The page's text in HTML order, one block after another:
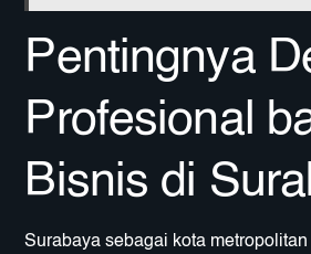
Pentingnya
Profesional
Bisnis di
Surabaya sebagai kota